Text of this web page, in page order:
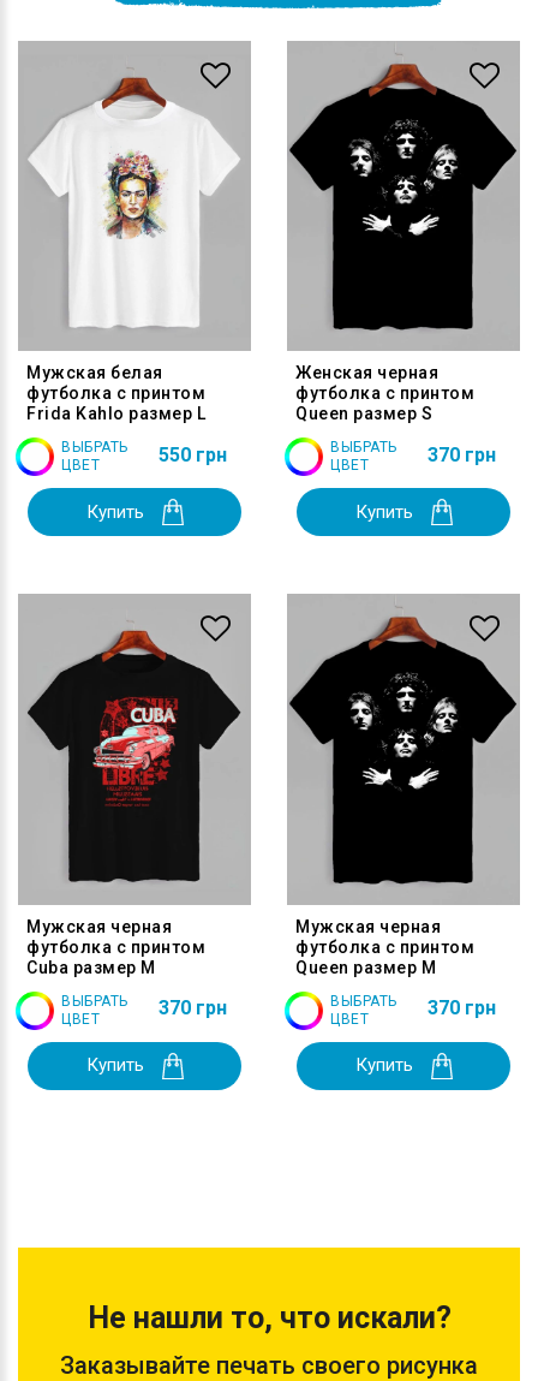
Мужская белая
футболка с принтом
Frida Kahlo размер L
ВЫБРАТЬ
ЦВЕТ
550 грн
Купить
Женская черная
футболка с принтом
Queen размер S
ВЫБРАТЬ
ЦВЕТ
370 грн
Купить
Мужская черная
футболка с принтом
Cuba размер M
ВЫБРАТЬ
ЦВЕТ
370 грн
Купить
Мужская черная
футболка с принтом
Queen размер M
ВЫБРАТЬ
ЦВЕТ
370 грн
Купить
Не нашли то, что искали?
Заказывайте печать своего рисунка